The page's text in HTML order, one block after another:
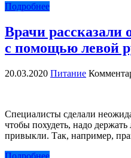
Подробнее
Врачи рассказали
с помощью левой
20.03.2020 Питание
Специалисты сделали
чтобы похудеть, надо
привыкли. Так, например,
Подробнее